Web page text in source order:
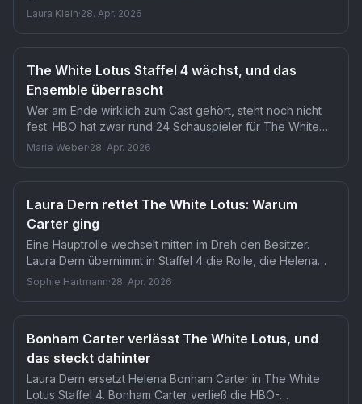
Festival noch verschiedene Standorte, bevor
Laura Klein·28. Apr. 2026
The White Lotus Staffel 4 wächst, und das
Ensemble überrascht
Wer am Ende wirklich zum Cast gehört, steht noch nicht
fest. HBO hat zwar rund 24 Schauspieler für The White
Lotus Staffel 4 bestätigt, darunter Alexander Ludwig,
Marie Weber·28. Apr. 2026
Laura Dern rettet The White Lotus: Warum
Carter ging
Eine Hauptrolle wechselt mitten im Dreh den Besitzer.
Laura Dern übernimmt in Staffel 4 die Rolle, die Helena
Bonham Carter während der Dreharbeiten in Saint-
Sophie Hartmann·28. Apr. 2026
Bonham Carter verlässt The White Lotus, und
das steckt dahinter
Laura Dern ersetzt Helena Bonham Carter in The White
Lotus Staffel 4. Bonham Carter verließ die HBO-